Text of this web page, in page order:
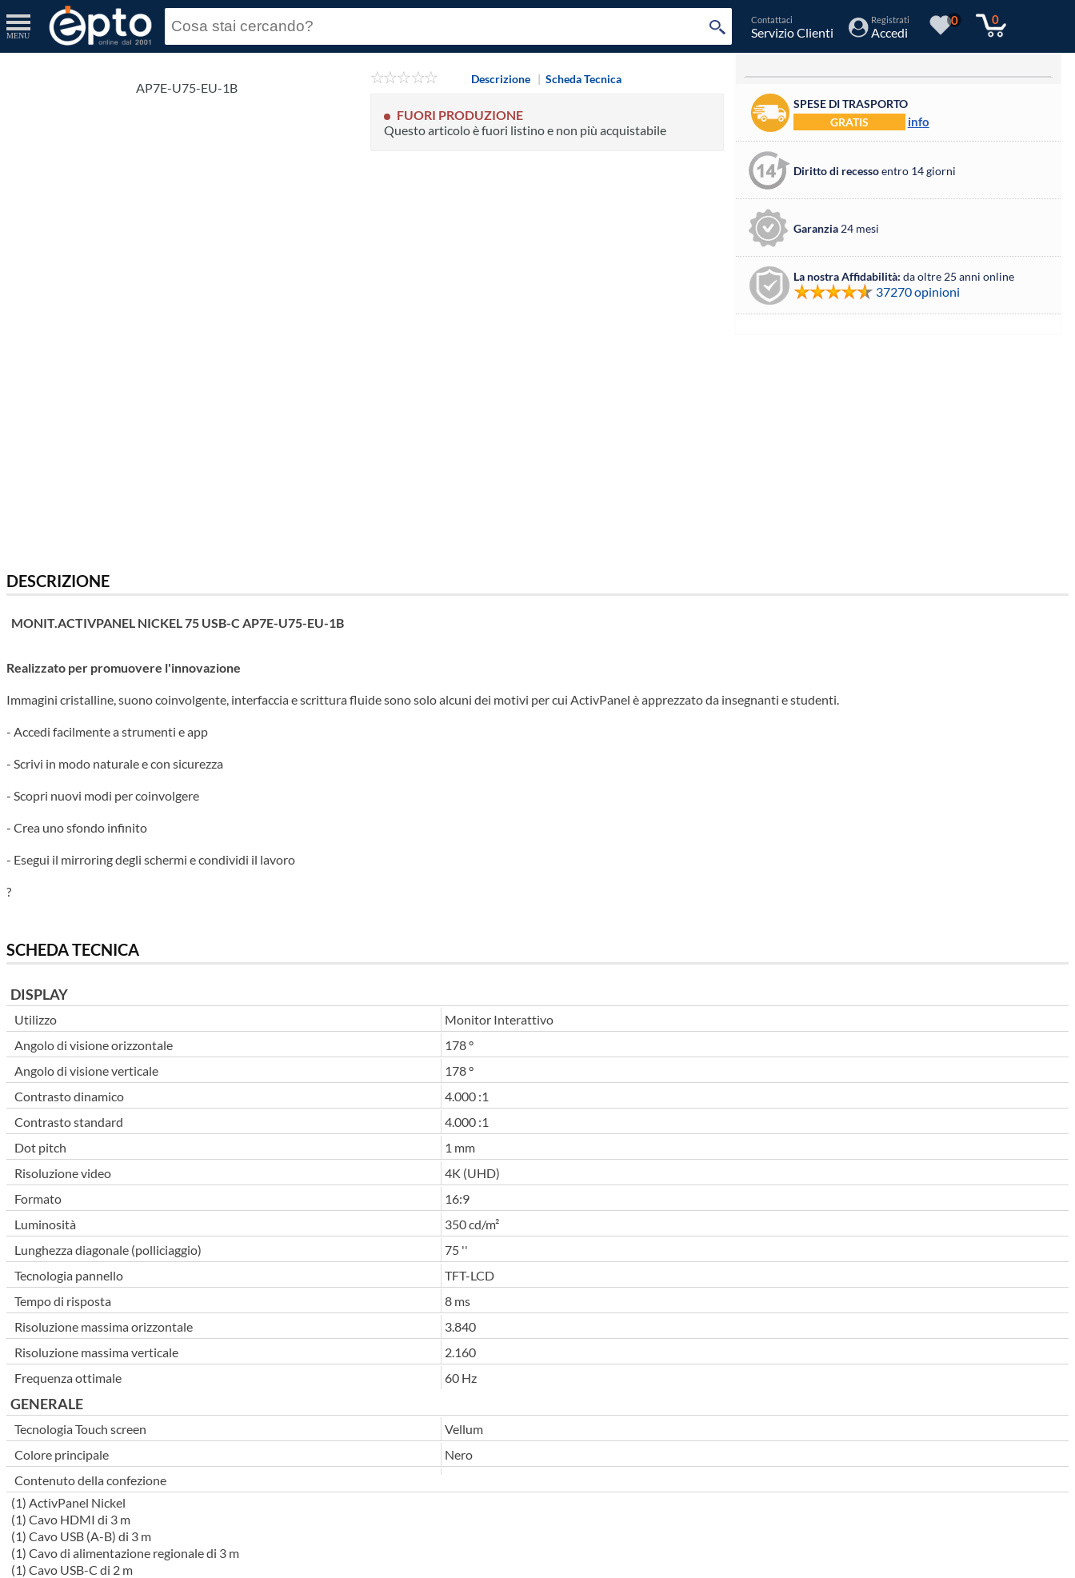
MENU
Contattaci
Servizio Clienti
Registrati
Accedi
0 0
AP7E-U75-EU-1B
Descrizione | Scheda Tecnica
FUORI PRODUZIONE
Questo articolo è fuori listino e non più acquistabile
SPESE DI TRASPORTO
GRATIS
info
Diritto di recessoentro 14 giorni
Garanzia24 mesi
La nostra Affidabilità: da oltre 25 anni online
37270 opinioni
DESCRIZIONE
MONIT.ACTIVPANEL NICKEL 75 USB-C AP7E-U75-EU-1B
Realizzato per promuovere l'innovazione
Immagini cristalline, suono coinvolgente, interfaccia e scrittura fluide sono solo alcuni dei motivi per cui ActivPanel è apprezzato da insegnanti e studenti.
- Accedi facilmente a strumenti e app
- Scrivi in modo naturale e con sicurezza
- Scopri nuovi modi per coinvolgere
- Crea uno sfondo infinito
- Esegui il mirroring degli schermi e condividi il lavoro
?
SCHEDA TECNICA
DISPLAY
Utilizzo
Monitor Interattivo
Angolo di visione orizzontale
178 °
Angolo di visione verticale
178 °
Contrasto dinamico
4.000 :1
Contrasto standard
4.000 :1
Dot pitch
1 mm
Risoluzione video
4K (UHD)
Formato
16:9
Luminosità
350 cd/m²
Lunghezza diagonale (polliciaggio)
75 ''
Tecnologia pannello
TFT-LCD
Tempo di risposta
8 ms
Risoluzione massima orizzontale
3.840
Risoluzione massima verticale
2.160
Frequenza ottimale
60 Hz
GENERALE
Tecnologia Touch screen
Vellum
Colore principale
Nero
Contenuto della confezione
(1) ActivPanel Nickel
(1) Cavo HDMI di 3 m
(1) Cavo USB (A-B) di 3 m
(1) Cavo di alimentazione regionale di 3 m
(1) Cavo USB-C di 2 m